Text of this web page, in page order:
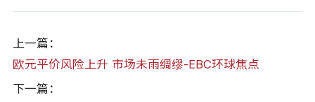
上一篇：
欧元平价风险上升 市场未雨绸缪-EBC环球焦点
下一篇：